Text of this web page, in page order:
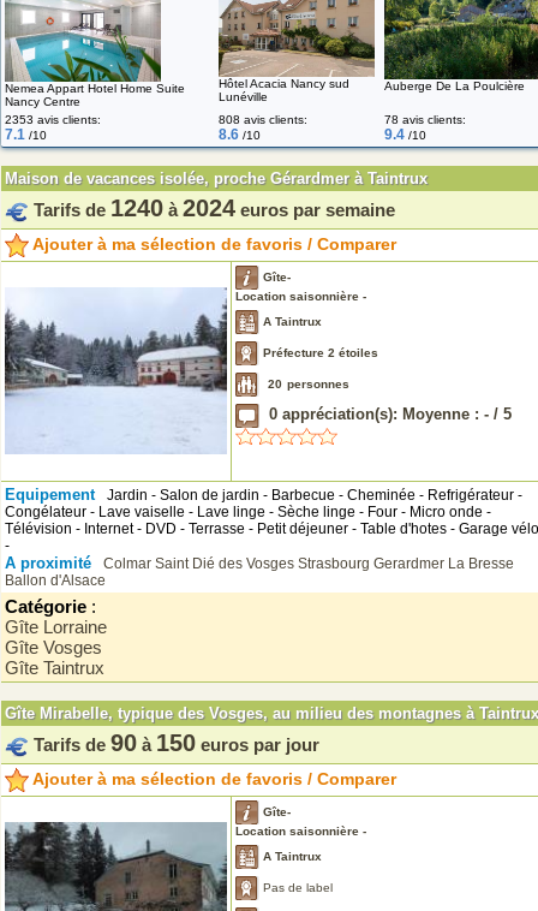
Nemea Appart Hotel Home Suite
Nancy Centre
Hôtel Acacia Nancy sud
Lunéville
Auberge De La Poulcière
2353 avis clients:
7.1 /10
808 avis clients:
8.6 /10
78 avis clients:
9.4 /10
Maison de vacances isolée, proche Gérardmer à Taintrux
Tarifs de 1240 à 2024 euros par semaine
Ajouter à ma sélection de favoris / Comparer
Gîte-
Location saisonnière -
A Taintrux
Préfecture 2 étoiles
20 personnes
0 appréciation(s): Moyenne : - / 5
Equipement
Jardin - Salon de jardin - Barbecue - Cheminée - Refrigérateur -
Congélateur - Lave vaiselle - Lave linge - Sèche linge - Four - Micro onde -
Télévision - Internet - DVD - Terrasse - Petit déjeuner - Table d'hotes - Garage vélo
-
A proximité Colmar Saint Dié des Vosges Strasbourg Gerardmer La Bresse
Ballon d'Alsace
Catégorie :
Gîte Lorraine
Gîte Vosges
Gîte Taintrux
Gîte Mirabelle, typique des Vosges, au milieu des montagnes à Taintrux
Tarifs de 90 à 150 euros par jour
Ajouter à ma sélection de favoris / Comparer
Gîte-
Location saisonnière -
A Taintrux
Pas de label